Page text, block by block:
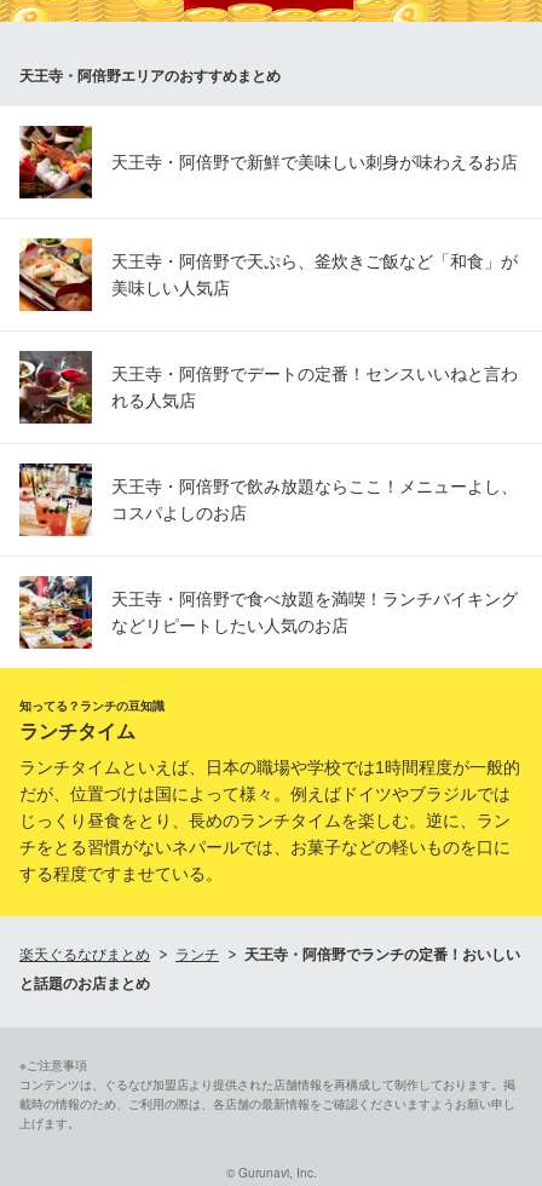
大阪メトロ御堂筋線天王寺駅 徒歩2分
天王寺・阿倍野エリアのおすすめまとめ
天王寺・阿倍野で新鮮で美味しい刺身が味わえるお店
天王寺・阿倍野で天ぷら、釜炊きご飯など「和食」が
美味しい人気店
天王寺・阿倍野でデートの定番！センスいいねと言わ
れる人気店
天王寺・阿倍野で飲み放題ならここ！メニューよし、
コスパよしのお店
天王寺・阿倍野で食べ放題を満喫！ランチバイキング
などリピートしたい人気のお店
知ってる？ランチの豆知識
ランチタイム
ランチタイムといえば、日本の職場や学校では1時間程度が一般的
だが、位置づけは国によって様々。例えばドイツやブラジルでは
じっくり昼食をとり、長めのランチタイムを楽しむ。逆に、ラン
チをとる習慣がないネパールでは、お菓子などの軽いものを口に
する程度ですませている。
楽天ぐるなびまとめ ランチ
天王寺・阿倍野でランチの定番！おいしい
と話題のお店まとめ
※ご注意事項
コンテンツは、ぐるなび加盟店より提供された店舗情報を再構成して制作しております。掲
載時の情報のため、ご利用の際は、各店舗の最新情報をご確認くださいますようお願い申し
上げます。
© Gurunavi, Inc.